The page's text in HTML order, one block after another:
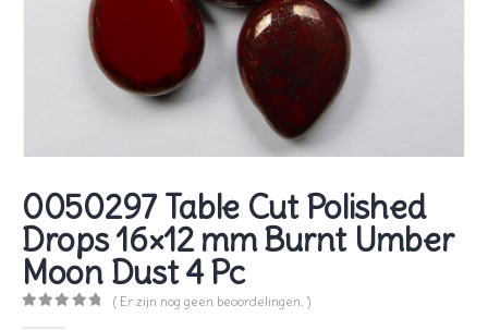
0050297 Table Cut Polished
Drops 16×12 mm Burnt Umber
Moon Dust 4 Pc
( Er zijn nog geen beoordelingen. )